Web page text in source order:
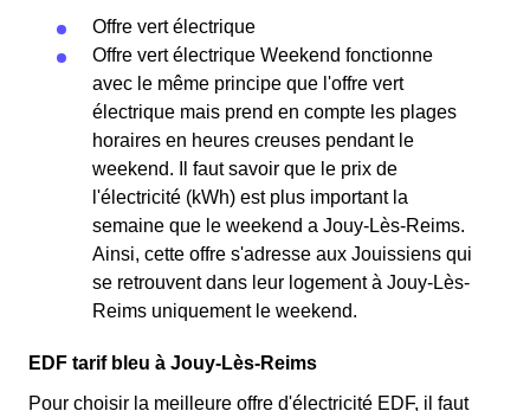
Offre vert électrique
Offre vert électrique Weekend fonctionne
avec le même principe que l'offre vert
électrique mais prend en compte les plages
horaires en heures creuses pendant le
weekend. Il faut savoir que le prix de
l'électricité (kWh) est plus important la
semaine que le weekend a Jouy-Lès-Reims.
Ainsi, cette offre s'adresse aux Jouissiens qui
se retrouvent dans leur logement à Jouy-Lès-
Reims uniquement le weekend.
EDF tarif bleu à Jouy-Lès-Reims
Pour choisir la meilleure offre d'électricité EDF, il faut